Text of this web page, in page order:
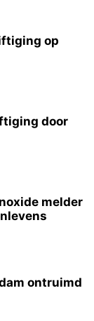
op
door
melder
ontruimd